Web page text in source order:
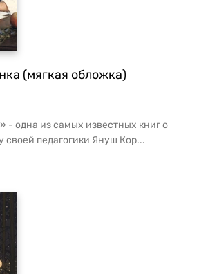
(мягкая обложка)
- одна из самых известных книг о
своей педагогики Януш Кор...